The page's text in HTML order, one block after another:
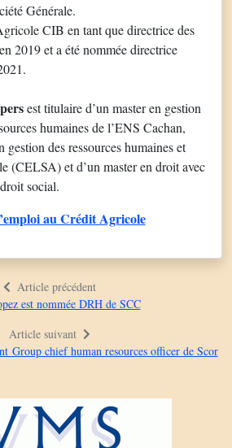
Générale.
CIB en tant que directrice des
2019 et a été nommée directrice
est titulaire d’un master en gestion
humaines de l’ENS Cachan,
gestion des ressources humaines et
(CELSA) et d’un master en droit avec
social.
au Crédit Agricole
Article précédent
est nommée DRH de SCC
Article suivant
Group chief human resources officer de Scor